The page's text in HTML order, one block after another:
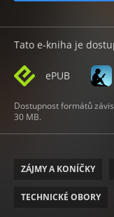
Tato e-kniha je
ePUB
Dostupnost formátů
30 MB.
ZÁJMY A KONÍČKY
TECHNICKÉ OBORY